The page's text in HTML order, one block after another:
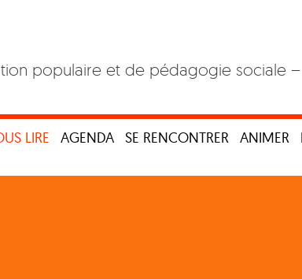
populaire et de pédagogie sociale
LIRE AGENDA SE RENCONTRER ANIMER